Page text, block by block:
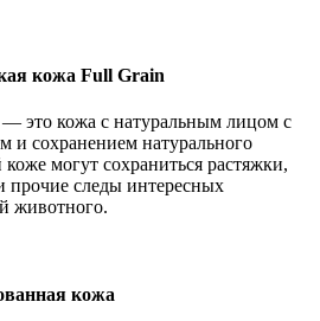
кожа Full Grain
это кожа с натуральным лицом с
сохранением натурального
могут сохраниться растяжки,
следы интересных
животного.
кожа